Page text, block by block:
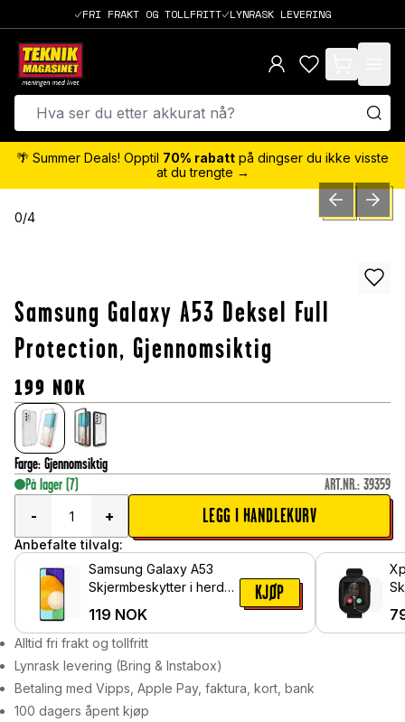
FRI FRAKT OG TOLLFRITT LYNRASK LEVERING
items in cart,
🌴 Summer Deals! Opptil 70% rabatt på dingser du ikke visste
at du trengte →
0/4 PREVIOUSNEXT
Samsung Galaxy A53 Deksel Full
Protection, Gjennomsiktig
199 NOK
Farge: Gjennomsiktig
På lager (7) ART.NR.: 39359
-
+ LEGG I HANDLEKURV
Anbefalte tilvalg:
Samsung Galaxy A53
Skjermbeskytter i herdet
119 NOK
KJØP
Alltid fri frakt og tollfritt
Lynrask levering (Bring & Instabox)
Betaling med Vipps, Apple Pay, faktura, kort, bank
100 dagers åpent kjøp